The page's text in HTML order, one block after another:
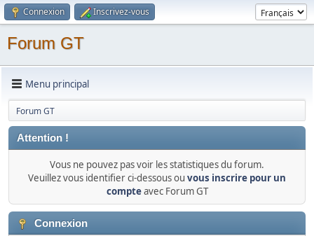
Connexion Inscrivez-vous
Forum GT
Menu principal
Forum GT
Attention !
Vous ne pouvez pas voir les statistiques du forum.
Veuillez vous identifier ci-dessous ou vous inscrire pour un
compteavec Forum GT
Connexion